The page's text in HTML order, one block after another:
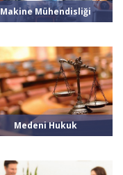
Makine Mühendisliği
Medeni Hukuk